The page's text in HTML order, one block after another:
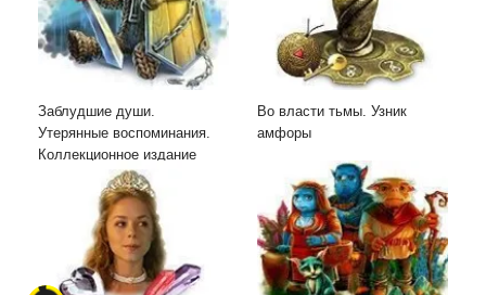
Заблудшие души.
Утерянные воспоминания.
Коллекционное издание
Во власти тьмы. Узник
амфоры